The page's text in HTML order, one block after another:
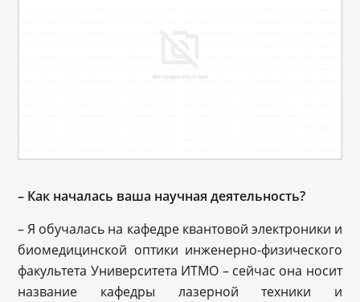
– Как началась ваша научная деятельность?
– Я обучалась на кафедре квантовой электроники и
биомедицинской оптики инженерно-физического
факультета Университета ИТМО – сейчас она носит
название кафедры лазерной техники и